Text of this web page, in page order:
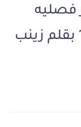
فصليه
الفصل الثامن عشر 18 بقلم زينب